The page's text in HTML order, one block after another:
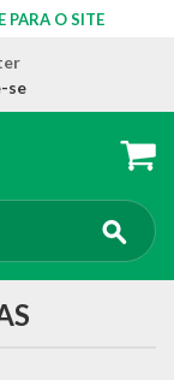
PARA O SITE
se